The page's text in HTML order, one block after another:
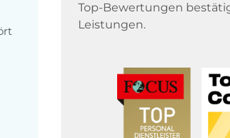
Top-Bewertungen
Leistungen.